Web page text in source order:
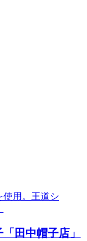
田中帽子店」